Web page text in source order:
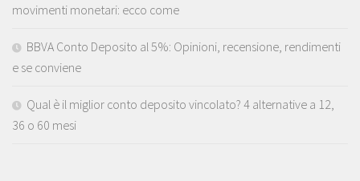
movimenti monetari: ecco come
BBVA Conto Deposito al 5%: Opinioni, recensione, rendimenti
e se conviene
Qual è il miglior conto deposito vincolato? 4 alternative a 12,
36 o 60 mesi